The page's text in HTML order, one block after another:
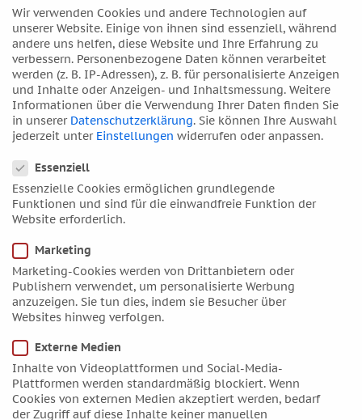
Januar 2019
Dezember 2018
November 2018
Oktober 2018
September 2018
August 2018
Juni 2018
Mai 2018
April 2018
Februar 2018
Januar 2018
Dezember 2017
Oktober 2017
September 2017
August 2017
Wir verwenden Cookies und andere Technologien auf
unserer Website. Einige von ihnen sind essenziell, während
andere uns helfen, diese Website und Ihre Erfahrung zu
verbessern. Personenbezogene Daten können verarbeitet
werden (z. B. IP-Adressen), z. B. für personalisierte Anzeigen
und Inhalte oder Anzeigen- und Inhaltsmessung. Weitere
Informationen über die Verwendung Ihrer Daten finden Sie
in unserer Datenschutzerklärung. Sie können Ihre Auswahl
jederzeit unter Einstellungen widerrufen oder anpassen.
Essenziell
Essenzielle Cookies ermöglichen grundlegende
Funktionen und sind für die einwandfreie Funktion der
Website erforderlich.
Marketing
Marketing-Cookies werden von Drittanbietern oder
Publishern verwendet, um personalisierte Werbung
anzuzeigen. Sie tun dies, indem sie Besucher über
Websites hinweg verfolgen.
Externe Medien
Inhalte von Videoplattformen und Social-Media-
Plattformen werden standardmäßig blockiert. Wenn
Cookies von externen Medien akzeptiert werden, bedarf
der Zugriff auf diese Inhalte keiner manuellen